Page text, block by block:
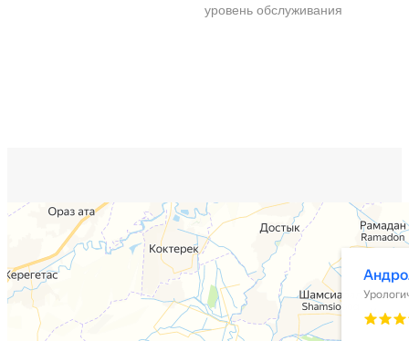
уровень обслуживания